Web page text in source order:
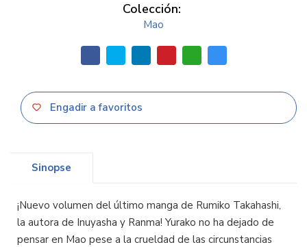
Colección:
Mao
Engadir a favoritos
Sinopse
¡Nuevo volumen del último manga de Rumiko Takahashi,
la autora de Inuyasha y Ranma! Yurako no ha dejado de
pensar en Mao pese a la crueldad de las circunstancias